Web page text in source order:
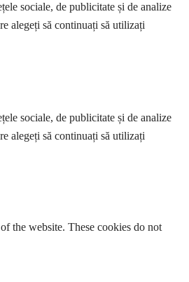
sociale, de publicitate și de analize
alegeți să continuați să utilizați
sociale, de publicitate și de analize
alegeți să continuați să utilizați
the website. These cookies do not